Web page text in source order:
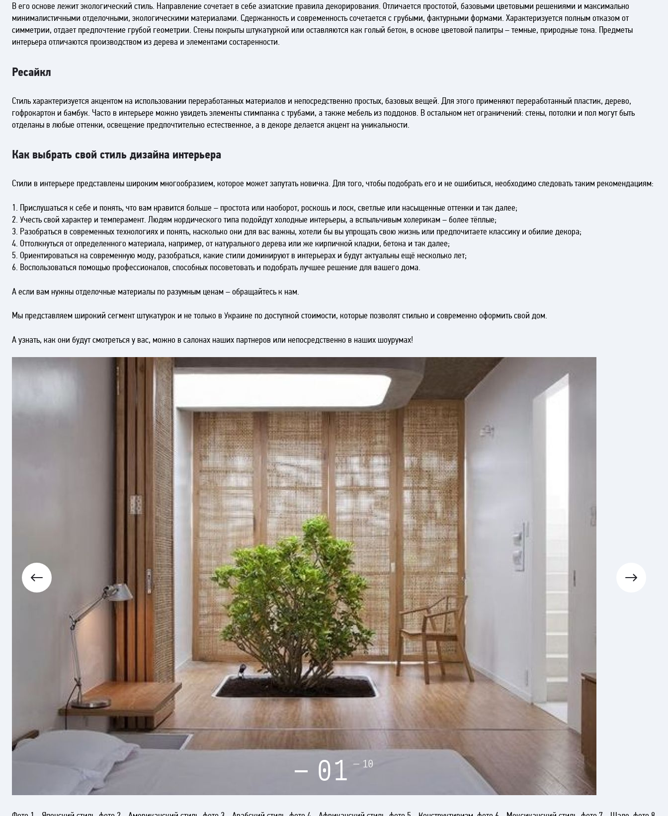
В его основе лежит экологический стиль. Направление сочетает в себе азиатские правила декорирования. Отличается простотой, базовыми цветовыми решениями и максимально
минималистичными отделочными, экологическими материалами. Сдержанность и современность сочетается с грубыми, фактурными формами. Характеризуется полным отказом от
симметрии, отдает предпочтение грубой геометрии. Стены покрыты штукатуркой или оставляются как голый бетон, в основе цветовой палитры – темные, природные тона. Предметы
интерьера отличаются производством из дерева и элементами состаренности.
Ресайкл
Стиль характеризуется акцентом на использовании переработанных материалов и непосредственно простых, базовых вещей. Для этого применяют переработанный пластик, дерево,
гофрокартон и бамбук. Часто в интерьере можно увидеть элементы стимпанка с трубами, а также мебель из поддонов. В остальном нет ограничений: стены, потолки и пол могут быть
отделаны в любые оттенки, освещение предпочтительно естественное, а в декоре делается акцент на уникальности.
Как выбрать свой стиль дизайна интерьера
Стили в интерьере представлены широким многообразием, которое может запутать новичка. Для того, чтобы подобрать его и не ошибиться, необходимо следовать таким рекомендациям:
1. Прислушаться к себе и понять, что вам нравится больше – простота или наоборот, роскошь и лоск, светлые или насыщенные оттенки и так далее;
2. Учесть свой характер и темперамент. Людям нордического типа подойдут холодные интерьеры, а вспыльчивым холерикам – более тёплые;
3. Разобраться в современных технологиях и понять, насколько они для вас важны, хотели бы вы упрощать свою жизнь или предпочитаете классику и обилие декора;
4. Оттолкнуться от определенного материала, например, от натурального дерева или же кирпичной кладки, бетона и так далее;
5. Ориентироваться на современную моду, разобраться, какие стили доминируют в интерьерах и будут актуальны ещё несколько лет;
6. Воспользоваться помощью профессионалов, способных посоветовать и подобрать лучшее решение для вашего дома.
А если вам нужны отделочные материалы по разумным ценам – обращайтесь к нам.
Мы представляем широкий сегмент штукатурок и не только в Украине по доступной стоимости, которые позволят стильно и современно оформить свой дом.
А узнать, как они будут смотреться у вас, можно в салонах наших партнеров или непосредственно в наших шоурумах!
01 10